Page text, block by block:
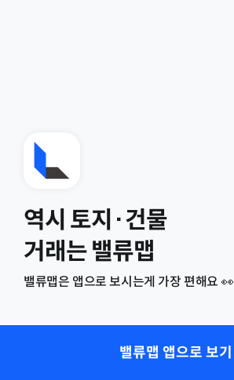
역시 토지·건물
거래는 밸류맵
밸류맵은 앱으로 보시는게 가장 편해요 👀
밸류맵 앱으로 보기